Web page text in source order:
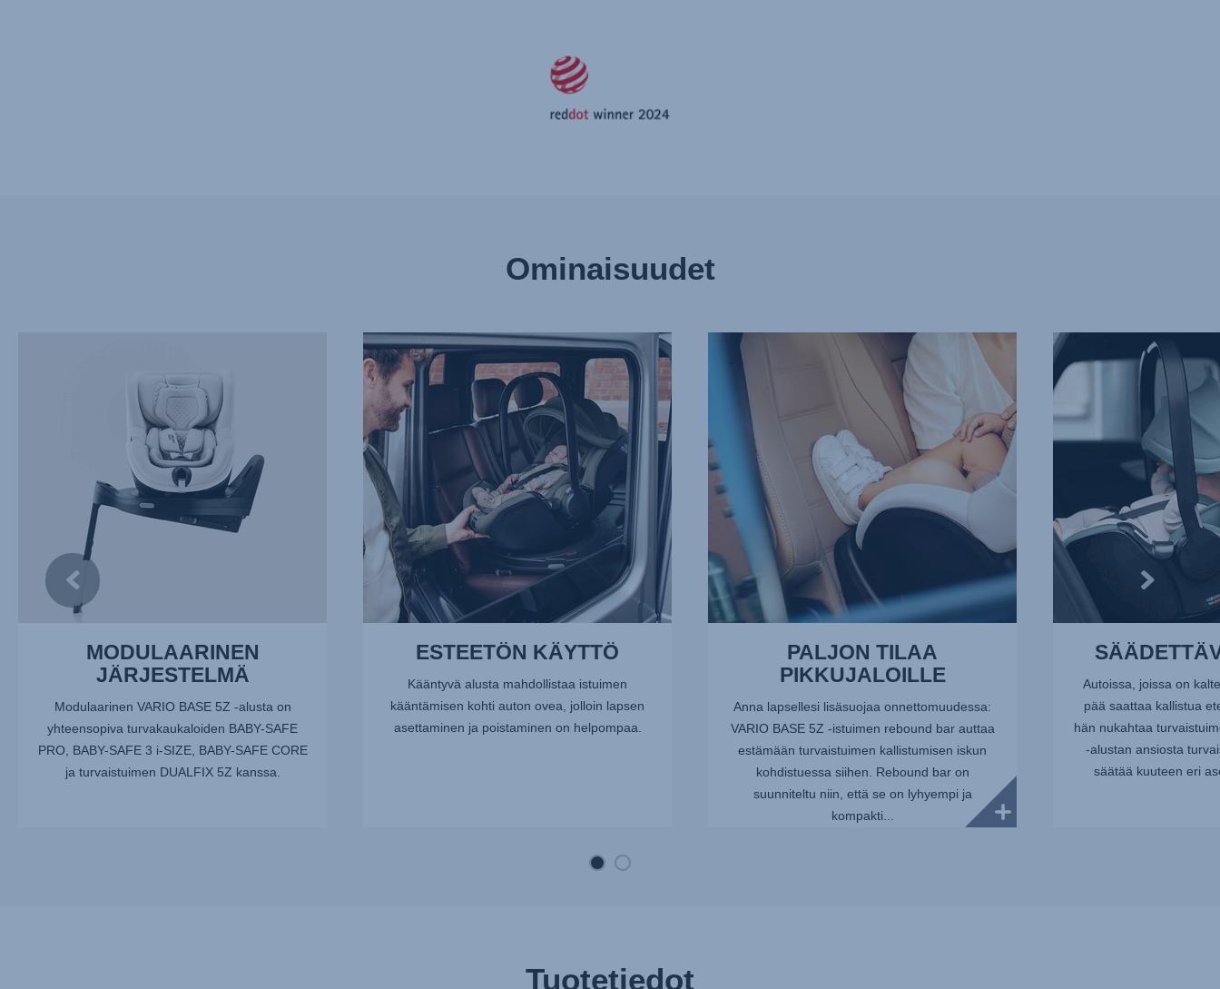
Ominaisuudet
MODULAARINEN
JÄRJESTELMÄ
Modulaarinen VARIO BASE 5Z -alusta on
yhteensopiva turvakaukaloiden BABY-SAFE
PRO, BABY-SAFE 3 i-SIZE, BABY-SAFE CORE
ja turvaistuimen DUALFIX 5Z kanssa.
ESTEETÖN
KÄYTTÖ,
2/8
ESTEETÖN KÄYTTÖ
Kääntyvä alusta mahdollistaa istuimen
kääntämisen kohti auton ovea, jolloin lapsen
asettaminen ja poistaminen on helpompaa.
PALJON
PIKKUJALOILLE,
PALJON TILAA
PIKKUJALOILLE
Anna lapsellesi lisäsuojaa onnettomuudessa:
VARIO BASE 5Z -istuimen rebound bar auttaa
estämään turvaistuimen kallistumisen iskun
kohdistuessa siihen. Rebound bar on
suunniteltu niin, että se on lyhyempi ja
kompakti...
SÄÄDETTÄVÄ
KULMA,
4/8
Autoissa, joissa on
pää saattaa kallistua
hän nukahtaa
-alustan ansiosta
säätää kuuteen eri
Tuotetiedot